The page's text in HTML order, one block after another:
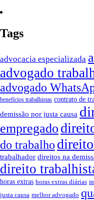
Tags
advocacia especializada
advogado
advogado
benefícios trabalhistas contrato de
demissão por justa causa
empregado
do trabalho
trabalhador direitos na
direito
horas extras horas extras diárias
justa causa melhor advogado